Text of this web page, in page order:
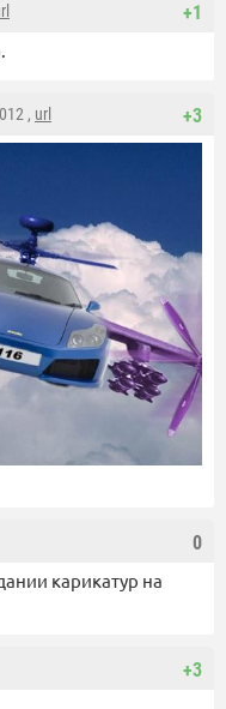
+1
+3
, url
0
карикатур на
+3